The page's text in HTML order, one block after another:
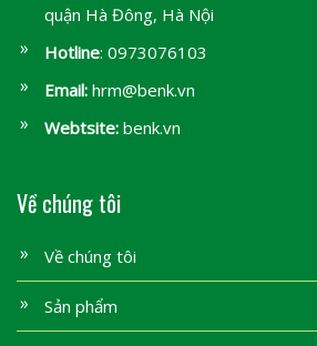
quận Hà Đông, Hà Nội
Hotline: 0973076103
Email: hrm@benk.vn
Webtsite: benk.vn
Về chúng tôi
Về chúng tôi
Sản phẩm